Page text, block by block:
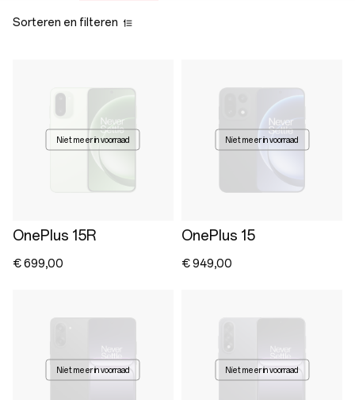
Sorteren en filteren
Niet meer in voorraad
OnePlus 15R
€ 699,00
Niet meer in voorraad
OnePlus 15
€ 949,00
Niet meer in voorraad Niet meer in voorraad